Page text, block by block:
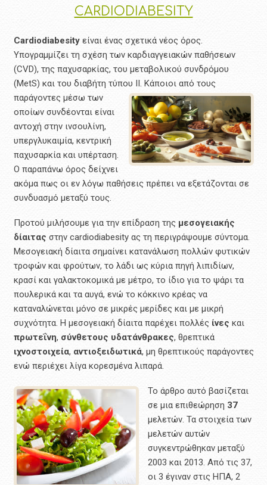
CARDIODIABESITY
Cardiodiabesityείναι ένας σχετικά νέος όρος.
Υπογραμμίζει τη σχέση των καρδιαγγειακών παθήσεων
(CVD), της παχυσαρκίας, του μεταβολικού συνδρόμου
(MetS) και του διαβήτη τύπου ΙΙ. Κάποιοι από τους
παράγοντες μέσω των
οποίων συνδέονται είναι
αντοχή στην ινσουλίνη,
υπεργλυκαιμία, κεντρική
παχυσαρκία και υπέρταση.
Ο παραπάνω όρος δείχνει
ακόμα πως οι εν λόγω παθήσεις πρέπει να εξετάζονται σε
συνδυασμό μεταξύ τους.
Προτού μιλήσουμε για την επίδραση της μεσογειακής
δίαιτας στην cardiodiabesity ας τη περιγράψουμε σύντομα.
Μεσογειακή δίαιτα σημαίνει κατανάλωση πολλών φυτικών
τροφών και φρούτων, το λάδι ως κύρια πηγή λιπιδίων,
κρασί και γαλακτοκομικά με μέτρο, το ίδιο για το ψάρι τα
πουλερικά και τα αυγά, ενώ το κόκκινο κρέας να
καταναλώνεται μόνο σε μικρές μερίδες και με μικρή
συχνότητα. Η μεσογειακή δίαιτα παρέχει πολλές ίνες και
πρωτεΐνη, σύνθετους υδατάνθρακες, θρεπτικά
ιχνοστοιχεία, αντιοξειδωτικά, μη θρεπτικούς παράγοντες
ενώ περιέχει λίγα κορεσμένα λιπαρά.
Το άρθρο αυτό βασίζεται
σε μια επιθεώρηση 37
μελετών. Τα στοιχεία των
μελετών αυτών
συγκεντρώθηκαν μεταξύ
2003 και 2013. Από τις 37,
οι 3 έγιναν στις ΗΠΑ, 2